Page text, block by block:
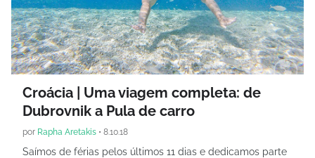
Croácia | Uma viagem completa: de
Dubrovnik a Pula de carro
por Rapha Aretakis • 8.10.18
Saímos de férias pelos últimos 11 dias e dedicamos parte